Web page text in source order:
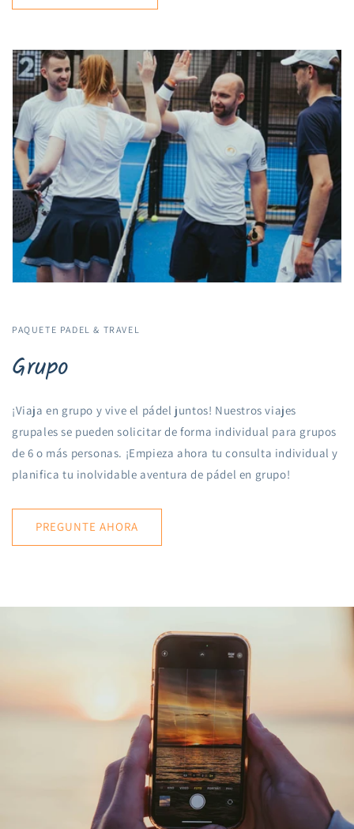
PAQUETE PADEL & TRAVEL
Grupo
¡Viaja en grupo y vive el pádel juntos! Nuestros viajes
grupales se pueden solicitar de forma individual para grupos
de 6 o más personas. ¡Empieza ahora tu consulta individual y
planifica tu inolvidable aventura de pádel en grupo!
PREGUNTE AHORA